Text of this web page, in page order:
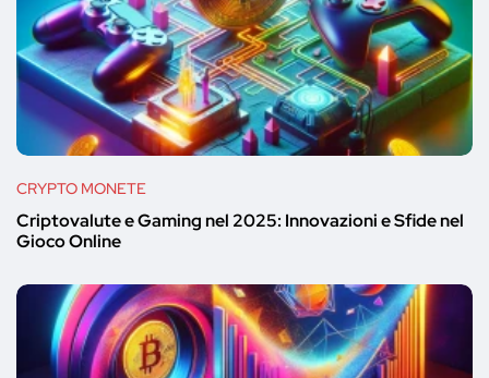
CRYPTO MONETE
Criptovalute e Gaming nel 2025: Innovazioni e Sfide nel
Gioco Online